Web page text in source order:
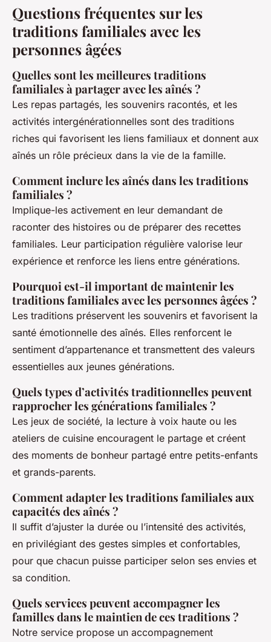
Questions fréquentes sur les
traditions familiales avec les
personnes âgées
Quelles sont les meilleures traditions
familiales à partager avec les aînés ?
Les repas partagés, les souvenirs racontés, et les
activités intergénérationnelles sont des traditions
riches qui favorisent les liens familiaux et donnent aux
aînés un rôle précieux dans la vie de la famille.
Comment inclure les aînés dans les traditions
familiales ?
Implique-les activement en leur demandant de
raconter des histoires ou de préparer des recettes
familiales. Leur participation régulière valorise leur
expérience et renforce les liens entre générations.
Pourquoi est-il important de maintenir les
traditions familiales avec les personnes âgées ?
Les traditions préservent les souvenirs et favorisent la
santé émotionnelle des aînés. Elles renforcent le
sentiment d’appartenance et transmettent des valeurs
essentielles aux jeunes générations.
Quels types d’activités traditionnelles peuvent
rapprocher les générations familiales ?
Les jeux de société, la lecture à voix haute ou les
ateliers de cuisine encouragent le partage et créent
des moments de bonheur partagé entre petits-enfants
et grands-parents.
Comment adapter les traditions familiales aux
capacités des aînés ?
Il suffit d’ajuster la durée ou l’intensité des activités,
en privilégiant des gestes simples et confortables,
pour que chacun puisse participer selon ses envies et
sa condition.
Quels services peuvent accompagner les
familles dans le maintien de ces traditions ?
Notre service propose un accompagnement